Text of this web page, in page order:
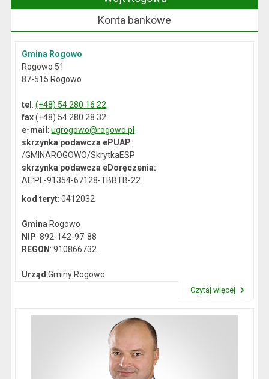
Konta bankowe
Gmina Rogowo
Rogowo 51
87-515 Rogowo
tel .(+48) 54 280 16 22
fax(+48) 54 280 28 32
e-mail :ugrogowo@rogowo.pl
skrzynka podawcza ePUAP:
/GMINAROGOWO/SkrytkaESP
skrzynka podawcza eDoręczenia:
AE:PL-91354-67128-TBBTB-22
kod teryt: 0412032
Gmina Rogowo
NIP: 892-142-97-88
REGON : 910866732
Urząd Gminy Rogowo
Czytaj więcej